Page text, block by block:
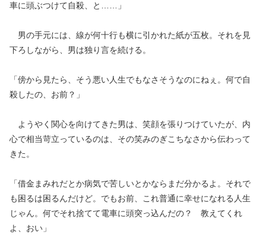
車に頭ぶつけて自殺、と……」
男の手元には、線が何十行も横に引かれた紙が五枚。それを見
下ろしながら、男は独り言を続ける。
「傍から見たら、そう悪い人生でもなさそうなのにねぇ。何で自
殺したの、お前？」
ようやく関心を向けてきた男は、笑顔を張りつけていたが、内
心で相当苛立っているのは、その笑みのぎこちなさから伝わって
きた。
「借金まみれだとか病気で苦しいとかならまだ分かるよ。それで
も困るは困るんだけど。でもお前、これ普通に幸せになれる人生
じゃん。何でそれ捨てて電車に頭突っ込んだの？ 教えてくれ
よ、おい」